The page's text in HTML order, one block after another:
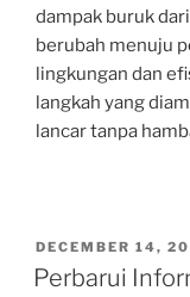
dampak buruk
berubah menuju
lingkungan dan
langkah yang
lancar tanpa
POSTED
ON
DECEMBER 14,
Perbarui